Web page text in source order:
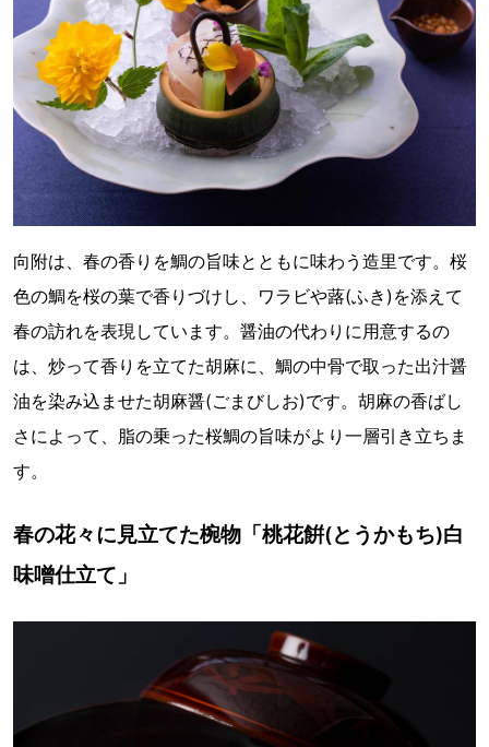
向附は、春の香りを鯛の旨味とともに味わう造里です。桜
色の鯛を桜の葉で香りづけし、ワラビや蕗(ふき)を添えて
春の訪れを表現しています。醤油の代わりに用意するの
は、炒って香りを立てた胡麻に、鯛の中骨で取った出汁醤
油を染み込ませた胡麻醤(ごまびしお)です。胡麻の香ばし
さによって、脂の乗った桜鯛の旨味がより一層引き立ちま
す。
春の花々に見立てた椀物「桃花餠(とうかもち)白
味噌仕立て」